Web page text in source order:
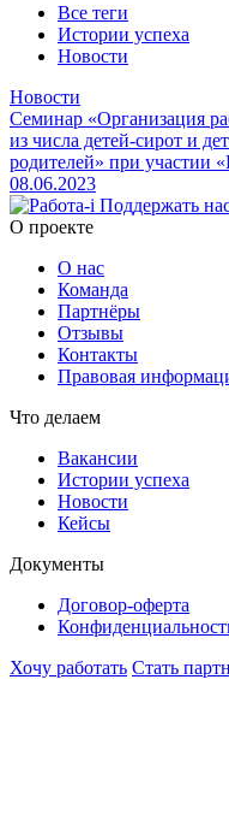
Все теги
Истории успеха
Новости
Новости
Семинар «Организация
из числа детей-сирот и
родителей» при участии
08.06.2023
Поддержать
O проекте
О нас
Команда
Партнёры
Отзывы
Контакты
Правовая
Что делаем
Вакансии
Истории успеха
Новости
Кейсы
Документы
Договор-оферта
Хочу работать Стать